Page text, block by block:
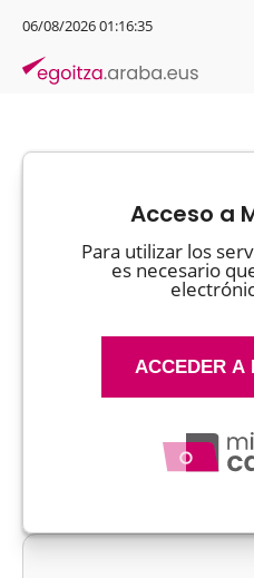
06/08/2026 01:16:36
Acceso a
Para utilizar los
es necesario
ACCEDER A